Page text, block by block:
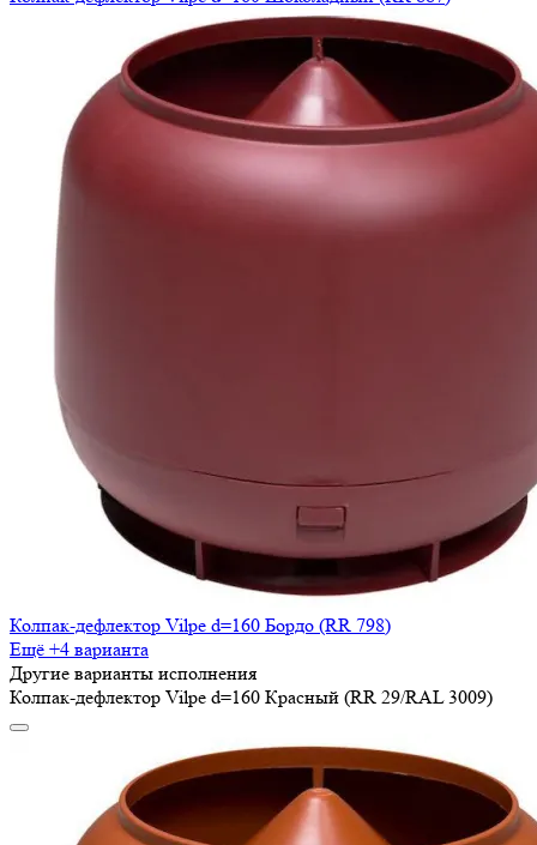
Колпак-дефлектор Vilpe d=160 Бордо (RR 798)
Ещё +4 варианта
Другие варианты исполнения
Колпак-дефлектор Vilpe d=160 Красный (RR 29/RAL 3009)